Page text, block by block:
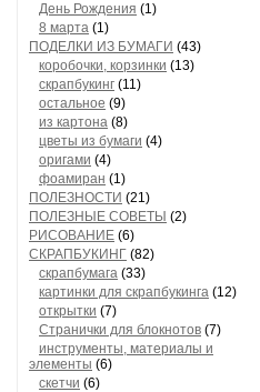
День Рождения (1)
8 марта (1)
ПОДЕЛКИ ИЗ БУМАГИ (43)
коробочки, корзинки (13)
скрапбукинг (11)
остальное (9)
из картона (8)
цветы из бумаги (4)
оригами (4)
фоамиран (1)
ПОЛЕЗНОСТИ (21)
ПОЛЕЗНЫЕ СОВЕТЫ (2)
РИСОВАНИЕ (6)
СКРАПБУКИНГ (82)
скрапбумага (33)
картинки для скрапбукинга (12)
открытки (7)
Странички для блокнотов (7)
инструменты, материалы и
элементы (6)
скетчи (6)